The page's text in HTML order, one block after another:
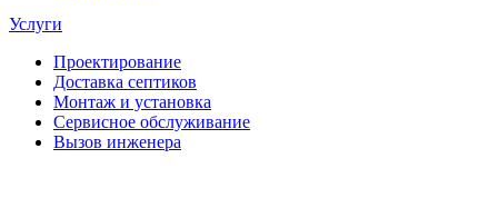
Услуги
Проектирование
Доставка септиков
Монтаж и установка
Сервисное обслуживание
Вызов инженера